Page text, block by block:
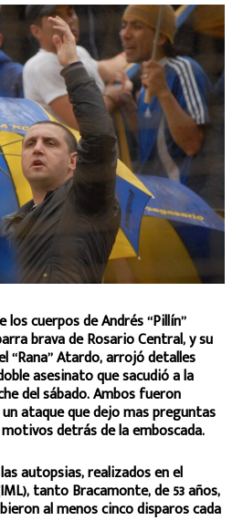
cuerpos de Andrés “Pillín”
brava de Rosario Central, y su
“Rana” Atardo, arrojó detalles
asesinato que sacudió a la
del sábado. Ambos fueron
ataque que dejo mas preguntas
detrás de la emboscada.
autopsias, realizados en el
tanto Bracamonte, de 53 años,
al menos cinco disparos cada